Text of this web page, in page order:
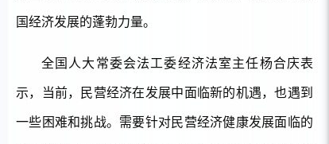
国经济发展的蓬勃力量。
全国人大常委会法工委经济法室主任杨合庆表
示，当前，民营经济在发展中面临新的机遇，也遇到
一些困难和挑战。需要针对民营经济健康发展面临的